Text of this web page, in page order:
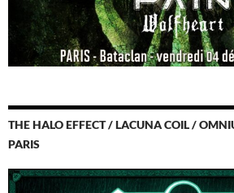
THE HALO EFFECT / LACUNA COIL /
PARIS